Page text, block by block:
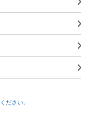
ださい。